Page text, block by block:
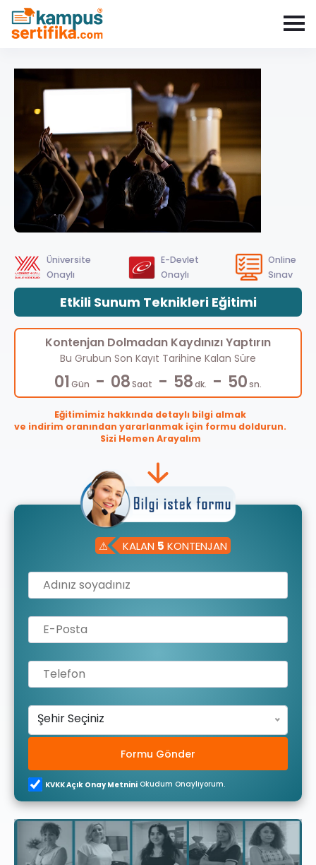
Üniversite
Onaylı
E-Devlet
Onaylı
Online
Sınav
Etkili Sunum Teknikleri Eğitimi
Kontenjan Dolmadan Kaydınızı Yaptırın
Bu Grubun Son Kayıt Tarihine Kalan Süre
01 Gün - 08Saat - 58dk. - 49sn.
Eğitimimiz hakkında detaylı bilgi almak
ve indirim oranından yararlanmak için formu doldurun.
Sizi Hemen Arayalım
⚠ KALAN 5 KONTENJAN
Şehir Seçiniz
Formu Gönder
KVKK Açık Onay Metnini Okudum Onaylıyorum.